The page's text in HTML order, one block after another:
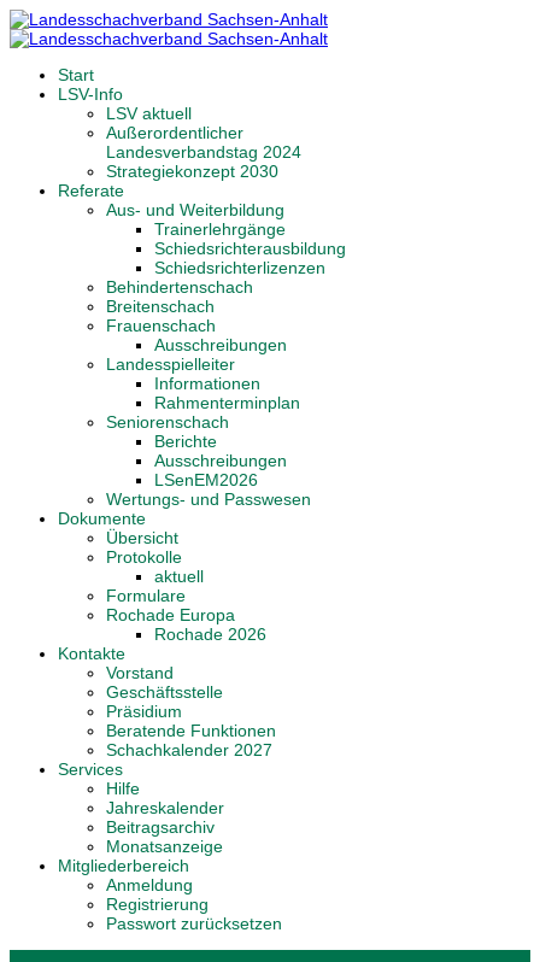
Start
LSV-Info
LSV aktuell
Außerordentlicher
Landesverbandstag 2024
Strategiekonzept 2030
Referate
Aus- und Weiterbildung
Trainerlehrgänge
Schiedsrichterausbildung
Schiedsrichterlizenzen
Behindertenschach
Breitenschach
Frauenschach
Ausschreibungen
Landesspielleiter
Informationen
Rahmenterminplan
Seniorenschach
Berichte
Ausschreibungen
LSenEM2026
Wertungs- und Passwesen
Dokumente
Übersicht
Protokolle
aktuell
Formulare
Rochade Europa
Rochade 2026
Kontakte
Vorstand
Geschäftsstelle
Präsidium
Beratende Funktionen
Schachkalender 2027
Services
Hilfe
Jahreskalender
Beitragsarchiv
Monatsanzeige
Mitgliederbereich
Anmeldung
Registrierung
Passwort zurücksetzen